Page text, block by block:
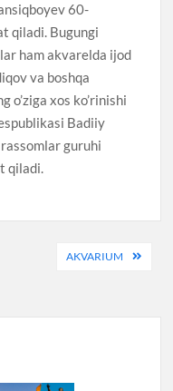
60-
qiladi. Bugungi
ham akvarelda ijod
va boshqa
o’ziga xos ko’rinishi
Badiiy
guruhi
qiladi.
AKVARIUM